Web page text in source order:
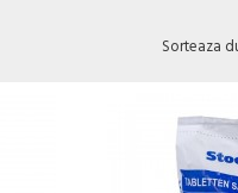
Sorteaza